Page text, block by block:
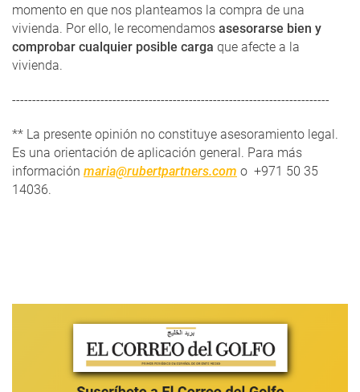
momento en que nos planteamos la compra de una
vivienda. Por ello, le recomendamos asesorarse bien y
comprobar cualquier posible carga que afecte a la
vivienda.
-------------------------------------------------------------------------------
** La presente opinión no constituye asesoramiento legal.
Es una orientación de aplicación general. Para más
información maria@rubertpartners.com o +971 50 35
14036.